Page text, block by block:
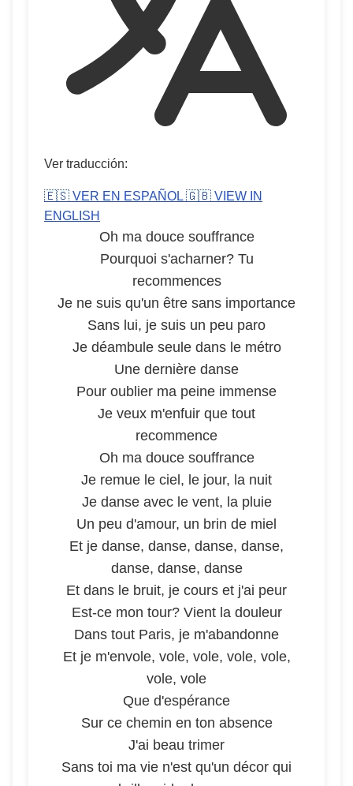
Ver traducción:
🇪🇸 VER EN ESPAÑOL 🇬🇧 VIEW IN
ENGLISH
Oh ma douce souffrance
Pourquoi s'acharner? Tu
recommences
Je ne suis qu'un être sans importance
Sans lui, je suis un peu paro
Je déambule seule dans le métro
Une dernière danse
Pour oublier ma peine immense
Je veux m'enfuir que tout
recommence
Oh ma douce souffrance
Je remue le ciel, le jour, la nuit
Je danse avec le vent, la pluie
Un peu d'amour, un brin de miel
Et je danse, danse, danse, danse,
danse, danse, danse
Et dans le bruit, je cours et j'ai peur
Est-ce mon tour? Vient la douleur
Dans tout Paris, je m'abandonne
Et je m'envole, vole, vole, vole, vole,
vole, vole
Que d'espérance
Sur ce chemin en ton absence
J'ai beau trimer
Sans toi ma vie n'est qu'un décor qui